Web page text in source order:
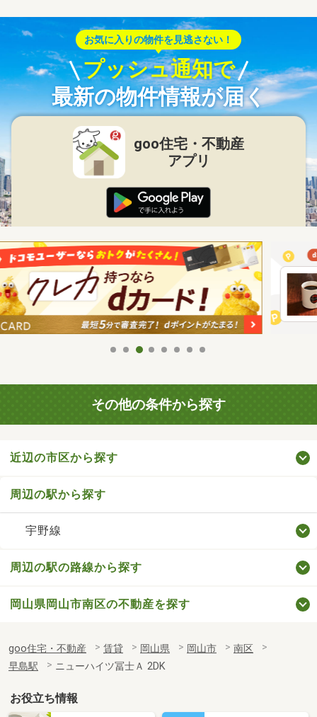
お気に入りの物件を見逃さない！
プッシュ通知で
最新の物件情報が届く
goo住宅・不動産
アプリ
その他の条件から探す
近辺の市区から探す
周辺の駅から探す
宇野線
周辺の駅の路線から探す
岡山県岡山市南区の不動産を探す
goo住宅・不動産 賃貸 岡山県 岡山市
南区
早島駅
ニューハイツ冨士Ａ 2DK
お役立ち情報